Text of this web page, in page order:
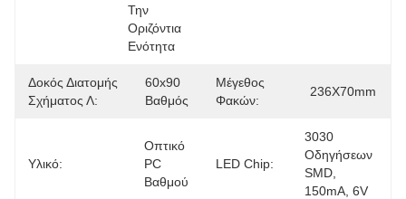
Την
Οριζόντια
Ενότητα
Δοκός Διατομής
Σχήματος Λ:
60x90
Βαθμός
Μέγεθος
Φακών:
236X70mm
Υλικό:
Οπτικό
PC
Βαθμού
LED Chip:
3030
Οδηγήσεων
SMD,
150mA, 6V